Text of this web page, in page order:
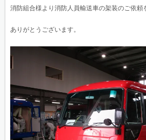
消防組合様より消防人員輸送車の架装のご依頼
ありがとうございます。